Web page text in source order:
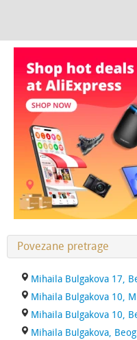
Povezane pretrage
Mihaila Bulgakova 17,
Mihaila Bulgakova 10,
Mihaila Bulgakova 10,
Mihaila Bulgakova,